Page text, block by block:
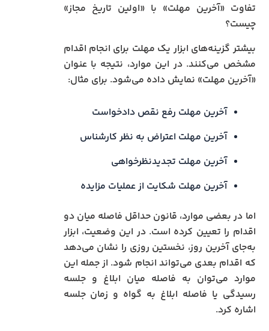
تفاوت «آخرین مهلت» با «اولین تاریخ مجاز»
چیست؟
بیشتر گزینه‌های ابزار یک مهلت برای انجام اقدام
مشخص می‌کنند. در این موارد، نتیجه با عنوان
«آخرین مهلت» نمایش داده می‌شود. برای مثال:
آخرین مهلت رفع نقص دادخواست
آخرین مهلت اعتراض به نظر کارشناس
آخرین مهلت تجدیدنظرخواهی
آخرین مهلت شکایت از عملیات مزایده
اما در بعضی موارد، قانون حداقل فاصله میان دو
اقدام را تعیین کرده است. در این وضعیت، ابزار
به‌جای آخرین روز، نخستین روزی را نشان می‌دهد
که اقدام بعدی می‌تواند انجام شود. از جمله این
موارد می‌توان به فاصله میان ابلاغ و جلسه
رسیدگی یا فاصله ابلاغ به گواه و زمان جلسه
اشاره کرد.